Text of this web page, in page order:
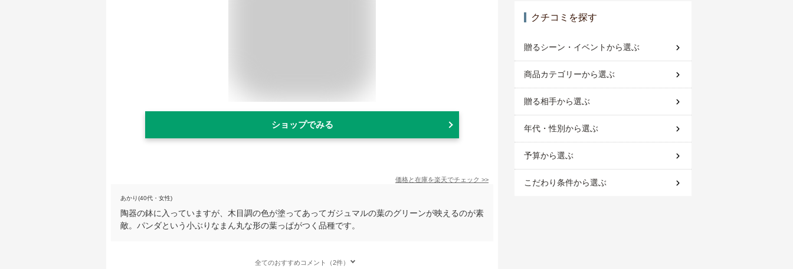
ショップでみる
価格と在庫を楽天でチェック >>
あかり(40代・女性)
陶器の鉢に入っていますが、木目調の色が塗ってあってガジュマルの葉のグリーンが映えるのが素
敵。パンダという小ぶりなまん丸な形の葉っぱがつく品種です。
全てのおすすめコメント（2件）
クチコミを探す
贈るシーン・イベントから選ぶ
商品カテゴリーから選ぶ
贈る相手から選ぶ
年代・性別から選ぶ
予算から選ぶ
こだわり条件から選ぶ